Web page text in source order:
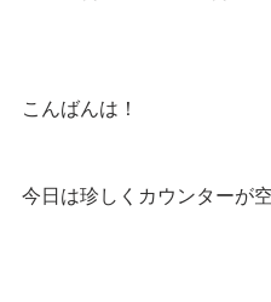
こんばんは！
今日は珍しくカウンターが